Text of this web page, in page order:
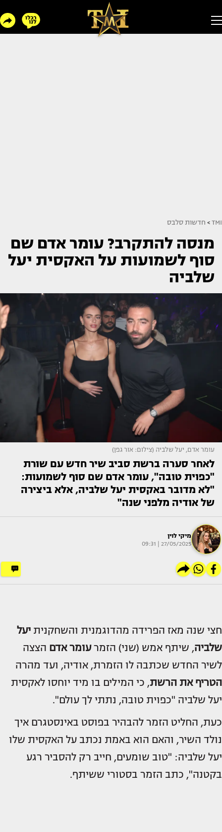
TMI
> חדשות סלבס
מנסה להתקרב? עומר אדם שם
סוף לשמועות על האקסית יעל
שלביה
עומר אדם, יעל שלביה (צילום: אור גפן)
לאחר סערה ברשת סביב שיר חדש עם שורת
"כפוית טובה", עומר אדם שם סוף לשמועות:
"לא מדובר באקסית יעל שלביה, אלא ביצירה
של אודיה מלפני שנה"
מיקי לוין
27/05/2025 | 09:31
חצי שנה מאז הפרידה מהדוגמנית והשחקנית יעל
שלביה, שיתף אמש (שני) הזמרעומר אדם הצצה
לשיר החדש שכתבה לו הזמרת, אודיה, ועד מהרה
הטריף את הרשת, כי המילים בו מיד יוחסו לאקסית
יעל שלביה "כפוית טובה, נתתי לך עולם".
כעת, החליט הזמר להבהיר בפוסט באינסטגרם איך
נולד השיר, והאם הוא באמת נכתב על האקסית שלו
יעל שלביה: "טוב שומעים, חייב רק להסביר רגע
בקטנה", כתב הזמר בסטורי ששיתף.